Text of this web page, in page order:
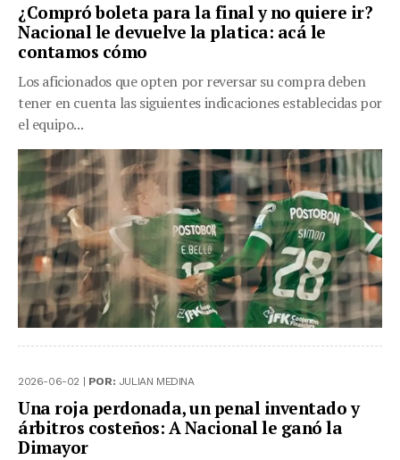
¿Compró boleta para la final y no quiere ir?
Nacional le devuelve la platica: acá le
contamos cómo
Los aficionados que opten por reversar su compra deben
tener en cuenta las siguientes indicaciones establecidas por
el equipo...
2026-06-02 | POR: JULIAN MEDINA
Una roja perdonada, un penal inventado y
árbitros costeños: A Nacional le ganó la
Dimayor